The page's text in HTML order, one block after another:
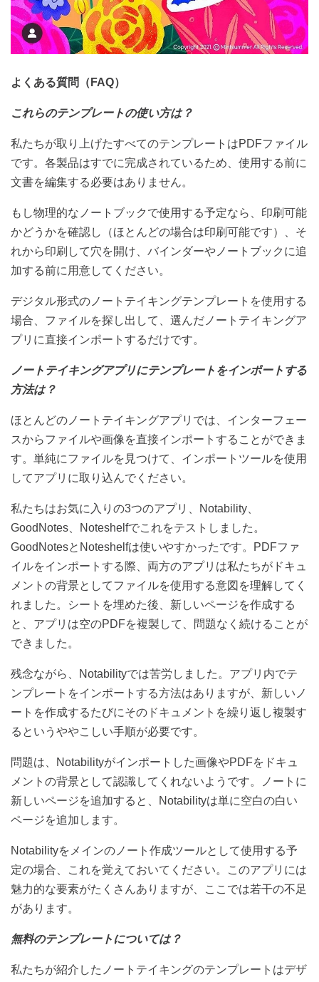
よくある質問（ FAQ）
これらのテンプレートの使い方は？
私たちが取り上げたすべてのテンプレートはPDFファイル
です。各製品はすでに完成されているため、使用する前に
文書を編集する必要はありません。
もし物理的なノートブックで使用する予定なら、印刷可能
かどうかを確認し（ほとんどの場合は印刷可能です）、そ
れから印刷して穴を開け、バインダーやノートブックに追
加する前に用意してください。
デジタル形式のノートテイキングテンプレートを使用する
場合、ファイルを探し出して、選んだノートテイキングア
プリに直接インポートするだけです。
ノートテイキングアプリにテンプレートをインポートする
方法は？
ほとんどのノートテイキングアプリでは、インターフェー
スからファイルや画像を直接インポートすることができま
す。単純にファイルを見つけて、インポートツールを使用
してアプリに取り込んでください。
私たちはお気に入りの3つのアプリ、 Notability、
GoodNotes、 Noteshelfでこれをテストしました。
GoodNotesと Noteshelfは使いやすかったです。 PDFファ
イルをインポートする際、両方のアプリは私たちがドキュ
メントの背景としてファイルを使用する意図を理解してく
れました。シートを埋めた後、新しいページを作成する
と、アプリは空のPDFを複製して、問題なく続けることが
できました。
残念ながら、 Notabilityでは苦労しました。アプリ内でテ
ンプレートをインポートする方法はありますが、新しいノ
ートを作成するたびにそのドキュメントを繰り返し複製す
るというややこしい手順が必要です。
問題は、 Notabilityがインポートした画像やPDFをドキュ
メントの背景として認識してくれないようです。ノートに
新しいページを追加すると、
Notabilityは単に空白の白い
ページを追加します。
Notabilityをメインのノート作成ツールとして使用する予
定の場合、これを覚えておいてください。このアプリには
魅力的な要素がたくさんありますが、ここでは若干の不足
があります。
無料のテンプレートについては？
私たちが紹介したノートテイキングのテンプレートはデザ